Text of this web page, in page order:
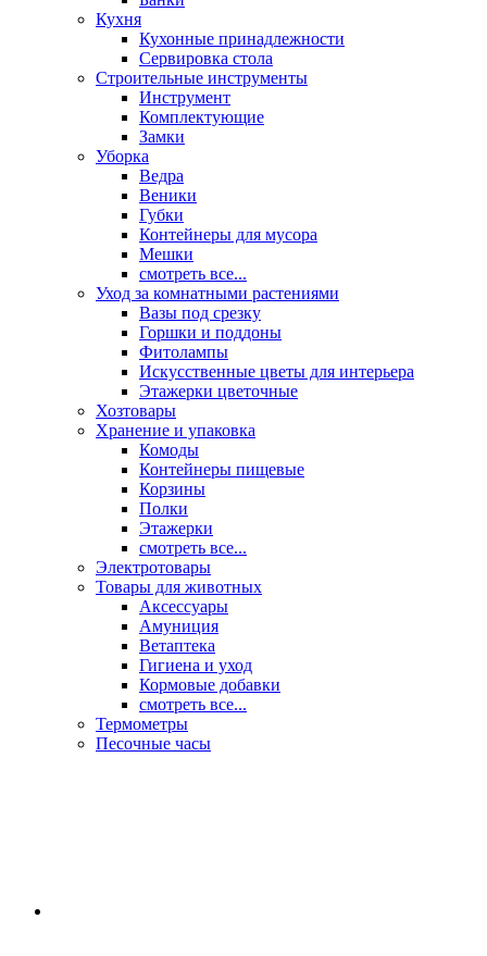
Кухня
Кухонные принадлежности
Сервировка стола
Строительные инструменты
Инструмент
Комплектующие
Замки
Уборка
Ведра
Веники
Губки
Контейнеры для мусора
Мешки
смотреть все...
Уход за комнатными растениями
Вазы под срезку
Горшки и поддоны
Фитолампы
Искусственные цветы для интерьера
Этажерки цветочные
Хозтовары
Хранение и упаковка
Комоды
Контейнеры пищевые
Корзины
Полки
Этажерки
смотреть все...
Электротовары
Товары для животных
Аксессуары
Амуниция
Ветаптека
Гигиена и уход
Кормовые добавки
смотреть все...
Термометры
Песочные часы